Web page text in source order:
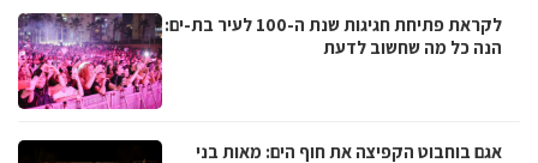
לקראת פתיחת חגיגות שנת ה-100 לעיר בת-ים:
הנה כל מה שחשוב לדעת
אגם בוחבוט הקפיצה את חוף הים: מאות בני